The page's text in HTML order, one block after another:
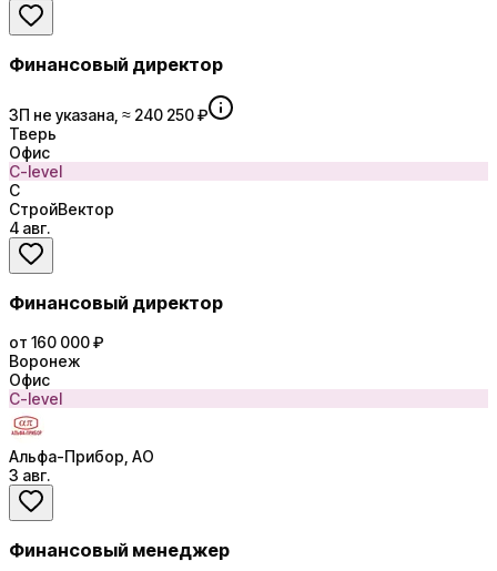
Финансовый директор
ЗП не указана, ≈ 240 250 ₽
Тверь
Офис
C-level
С
СтройВектор
4 авг.
Финансовый директор
от 160 000 ₽
Воронеж
Офис
C-level
Альфа-Прибор, АО
3 авг.
Финансовый менеджер